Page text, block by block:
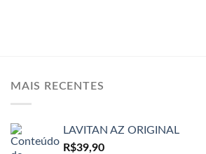
MAIS RECENTES
LAVITAN AZ ORIGINAL
R$39,90